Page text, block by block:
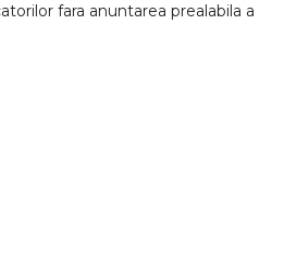
fara anuntarea prealabila a